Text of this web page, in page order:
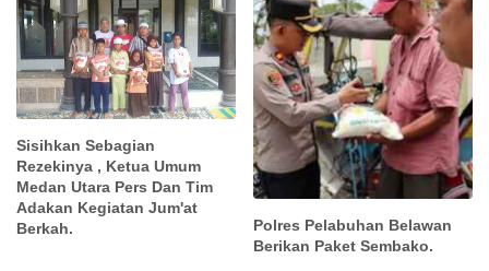
Sisihkan Sebagian
Rezekinya , Ketua Umum
Medan Utara Pers Dan Tim
Adakan Kegiatan Jum'at
Berkah.
Polres Pelabuhan Belawan
Berikan Paket Sembako.